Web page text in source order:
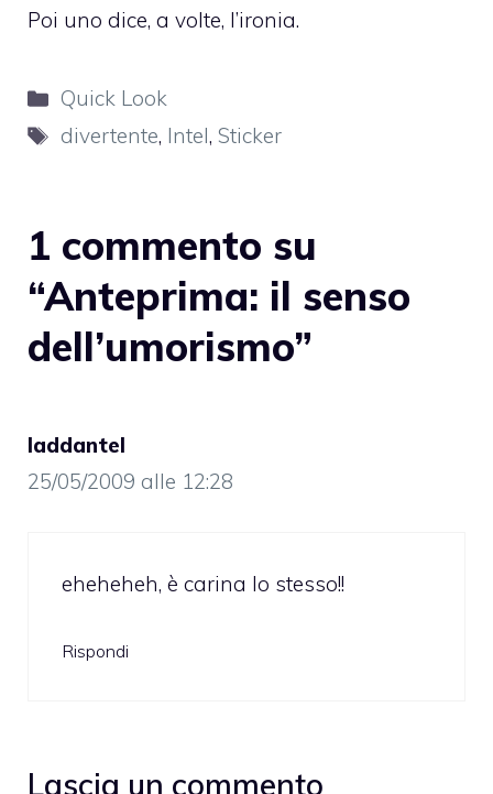
Poi uno dice, a volte, l’ironia.
Categorie
Quick Look
Tag
divertente, Intel,Sticker
1 commento su
“Anteprima: il senso
dell’umorismo”
laddantel
25/05/2009 alle 12:28
eheheheh, è carina lo stesso!!
Rispondi
Lascia un commento